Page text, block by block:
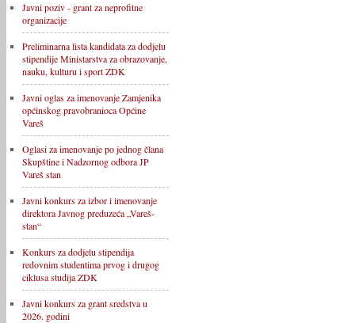
Javni poziv - grant za neprofitne
organizacije
Preliminarna lista kandidata za dodjelu
stipendije Ministarstva za obrazovanje,
nauku, kulturu i sport ZDK
Javni oglas za imenovanje Zamjenika
općinskog pravobranioca Općine
Vareš
Oglasi za imenovanje po jednog člana
Skupštine i Nadzornog odbora JP
Vareš stan
Javni konkurs za izbor i imenovanje
direktora Javnog preduzeća „Vareš-
stan“
Konkurs za dodjelu stipendija
redovnim studentima prvog i drugog
ciklusa studija ZDK
Javni konkurs za grant sredstva u
2026. godini